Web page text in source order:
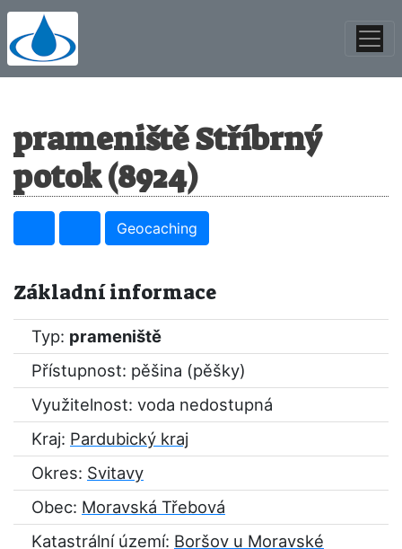
prameniště Stříbrný
potok (8924)
Geocaching
Základní informace
Typ: prameniště
Přístupnost: pěšina (pěšky)
Využitelnost: voda nedostupná
Kraj: Pardubický kraj
Okres: Svitavy
Obec: Moravská Třebová
Katastrální území: Boršov u Moravské